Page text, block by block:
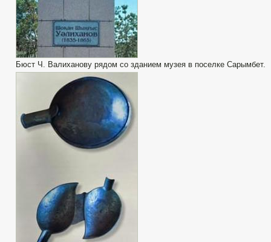
Бюст Ч. Валиханову рядом со зданием музея в поселке Сарымбет.